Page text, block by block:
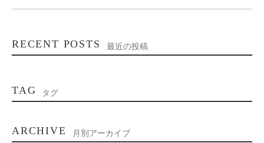
RECENT POSTS 最近の投稿
TAG タグ
ARCHIVE 月別アーカイブ